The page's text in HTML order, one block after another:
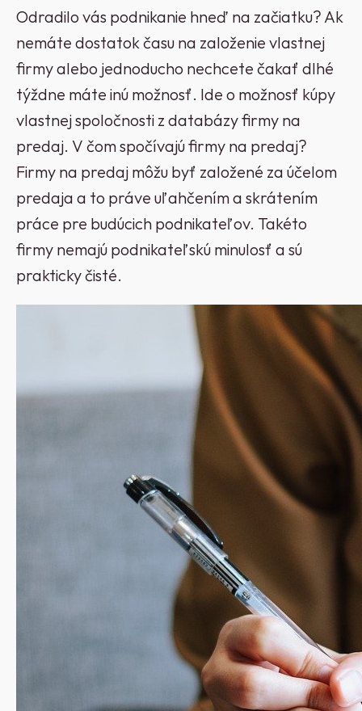
Odradilo vás podnikanie hneď na začiatku? Ak
nemáte dostatok času na založenie vlastnej
firmy alebo jednoducho nechcete čakať dlhé
týždne máte inú možnosť. Ide o možnosť kúpy
vlastnej spoločnosti z databázy firmy na
predaj. V čom spočívajú firmy na predaj?
Firmy na predaj môžu byť založené za účelom
predaja a to práve uľahčením a skrátením
práce pre budúcich podnikateľov. Takéto
firmy nemajú podnikateľskú minulosť a sú
prakticky čisté.